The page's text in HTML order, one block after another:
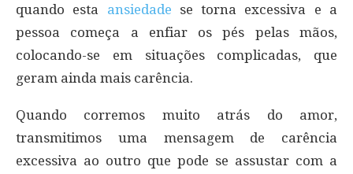
quando esta ansiedade se torna excessiva e a
pessoa começa a enfiar os pés pelas mãos,
colocando-se em situações complicadas, que
geram ainda mais carência.
Quando corremos muito atrás do amor,
transmitimos uma mensagem de carência
excessiva ao outro que pode se assustar com a